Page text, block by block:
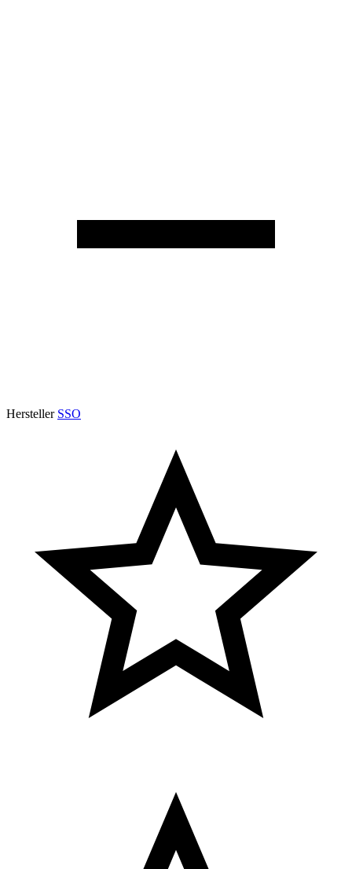
Hersteller SSO